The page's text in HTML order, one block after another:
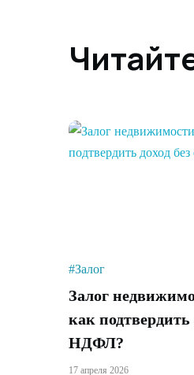
#Залог
Залог
как подтвердить
НДФЛ?
17 апреля 2026